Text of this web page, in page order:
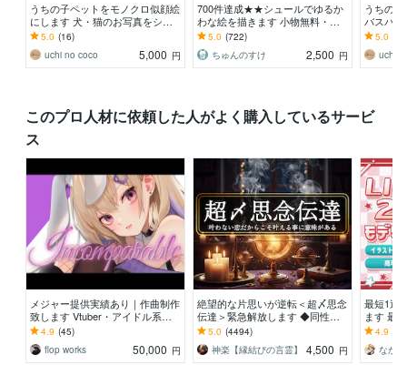
うちの子ペットをモノクロ似顔絵
にします 犬・猫のお写真をシン
プルでおしゃれなモノクロイラス
トに
5.0 (16)
uchi no coco
5,000 円
700件達成★★シュールでゆるか
わな絵を描きます 小物無料・修
正無制限！いろんな表情はお任せ
ください！
5.0 (722)
ちゅんのすけ
2,500 円
うちの
バスパ
顔絵を
トに
5.0
uchi
このプロ人材に依頼した人がよく購入しているサービ
ス
メジャー提供実績あり｜作曲制作
致します Vtuber・アイドル系楽
曲/事務所所属のプロが担当
4.9 (45)
flop works
50,000 円
絶望的な片思いが逆転＜超〆思念
伝達＞緊急解放します ◆同性
愛・音信不通・芸能人相手◆＜ご
依頼件数4089件超＞
5.0 (4494)
神楽【縁結びの言霊】
4,500 円
最短1週
ます 最
ive2Dモ
4.9
なか